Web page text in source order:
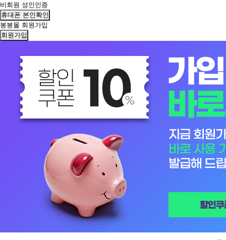
비회원 성인인증
휴대폰 본인확인
봉봉몰 회원가입
회원가입